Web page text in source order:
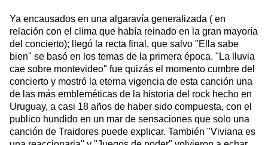
Ya encausados en una algaravía generalizada ( en
relación con el clima que había reinado en la gran mayoría
del concierto); llegó la recta final, que salvo "Ella sabe
bien" se basó en los temas de la primera época. "La lluvia
cae sobre montevideo" fue quizás el momento cumbre del
concierto y mostró la eterna vigencia de esta canción una
de las más embleméticas de la historia del rock hecho en
Uruguay, a casi 18 años de haber sido compuesta, con el
publico hundido en un mar de sensaciones que solo una
canción de Traidores puede explicar. También "Viviana es